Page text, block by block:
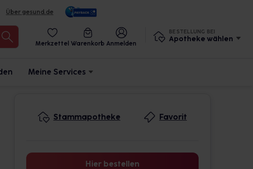
Über gesund.de
Merkzettel Warenkorb Anmelden
BESTELLUNG BEI
Apotheke wählen
Meine Services
Stammapotheke Favorit
Hier bestellen